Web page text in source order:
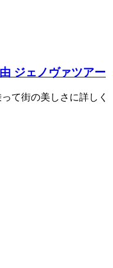
ジェノヴァツアー
て街の美しさに詳しく